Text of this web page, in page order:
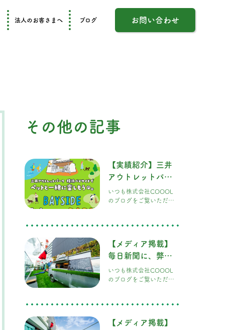
法人のお客さまへ ブログ お問い合わせ
その他の記事
【実績紹介】三井
アウトレットパー
ク 横浜ベイサイド
「DOGGY
当しました！
いつも株式会社COOOL
のブログをご覧いただ
なさまにぜひ知っていた
な施工実績のご紹介です
三井アウトレットパー
る、ワンちゃんと一緒に
楽しめる広場「DOGGY
いただきました！
【メディア掲載】
毎日新聞に、弊社
が担当したアロフ
ト東京銀座のドッ
されました！
いつも株式会社COOOL
のブログをご覧いただ
らせです
先日ご紹介し
屋上ドッグラン「DOG
【メディア掲載】